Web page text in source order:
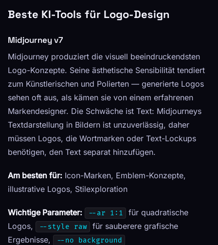
Beste KI-Tools für Logo-Design
Midjourney v7
Midjourney produziert die visuell beeindruckendsten
Logo-Konzepte. Seine ästhetische Sensibilität tendiert
zum Künstlerischen und Polierten — generierte Logos
sehen oft aus, als kämen sie von einem erfahrenen
Markendesigner. Die Schwäche ist Text: Midjourneys
Textdarstellung in Bildern ist unzuverlässig, daher
müssen Logos, die Wortmarken oder Text-Lockups
benötigen, den Text separat hinzufügen.
Am besten für: Icon-Marken, Emblem-Konzepte,
illustrative Logos, Stilexploration
Wichtige Parameter: --ar 1:1
für quadratische
Logos,
--style raw
für sauberere grafische
Ergebnisse,
--no background